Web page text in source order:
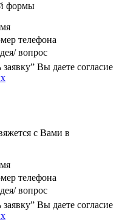
формы
телефона
вопрос
Вы даете согласие
Вы даете согласие
с Вами в
телефона
вопрос
Вы даете согласие
Вы даете согласие